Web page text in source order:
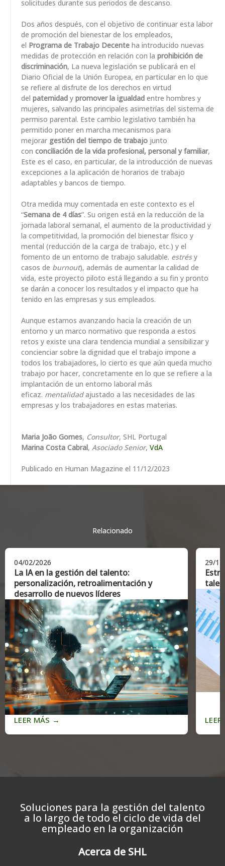
solicitudes durante sus periodos de descanso.
Dos años después, con el objetivo de continuar esta labor
de promoción del bienestar de los empleados,
el Programa de Trabajo Decente ha introducido nuevas
medidas de protección en relación con la prohibición de
discriminación, La nueva legislación se publicará en el
Diario Oficial de la Unión Europea, en particular en lo que
se refiere al disfrute de los derechos en virtud
del paternidad y promover la igualdad entre hombres y
mujeres, salvando las principales asimetrías del sistema de
permiso parental. Este cambio legislativo también ha
permitido poner en marcha mecanismos para
mejorar gestión del tiempo de trabajo junto
con conciliación de la vida profesional, personal y familiar,
Este es el caso, en particular, de la introducción de nuevas
excepciones a la aplicación de horarios de trabajo
adaptables y bancos de tiempo.
Otra medida muy comentada en este contexto es el
“Semana de 4 días”. Su origen está en la reducción de la
jornada laboral semanal, el aumento de la productividad y
la competitividad, la promoción del bienestar físico y
mental (reducción de la carga de trabajo, etc.) y el
fomento de un entorno de trabajo saludable. estrésy
casos de burnout), además de aumentar la calidad de
vida, este proyecto piloto está llegando a su fin y pronto
se darán a conocer los resultados y el impacto que ha
tenido en las empresas y sus empleados.
Aunque estamos avanzando hacia la creación de un
entorno y un marco normativo que responda a estos
retos y existe una clara tendencia mundial a sensibilizar y
concienciar sobre la dignidad que el trabajo impone a
todos los trabajadores, lo cierto es que aún queda mucho
trabajo por hacer, concretamente en lo que se refiere a la
implantación de un entorno laboral más
eficaz. mentalidadajustado a las necesidades de las
empresas y los trabajadores en estas materias.
Maria João Gomes, Consultor, SHL Portugal
Marina Costa Cabral, Asociado Senior, VdA
Publicado en Human Magazine el 11/12/2023
Relacionado
04/02/2026
La IA en la gestión del talento:
personalización, retroalimentación y
desarrollo de nuevos líderes
LEER MÁS →
29/
Soluciones para la gestión del talento
a lo largo de todo el ciclo de vida del
empleado en la organización
Acerca de SHL